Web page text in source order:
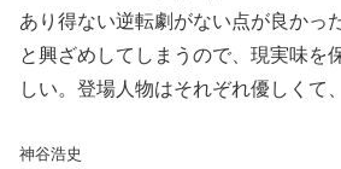
あり得ない逆転劇がない点が良かっ
と興ざめしてしまうので、現実味を
しい。登場人物はそれぞれ優しくて
神谷浩史